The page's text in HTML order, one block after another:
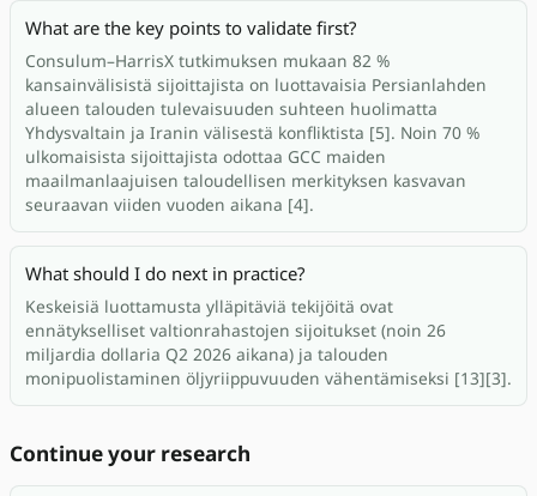
What are the key points to validate first?
Consulum–HarrisX tutkimuksen mukaan 82 %
kansainvälisistä sijoittajista on luottavaisia Persianlahden
alueen talouden tulevaisuuden suhteen huolimatta
Yhdysvaltain ja Iranin välisestä konfliktista [5]. Noin 70 %
ulkomaisista sijoittajista odottaa GCC maiden
maailmanlaajuisen taloudellisen merkityksen kasvavan
seuraavan viiden vuoden aikana [4].
What should I do next in practice?
Keskeisiä luottamusta ylläpitäviä tekijöitä ovat
ennätykselliset valtionrahastojen sijoitukset (noin 26
miljardia dollaria Q2 2026 aikana) ja talouden
monipuolistaminen öljyriippuvuuden vähentämiseksi [13][3].
Continue your research